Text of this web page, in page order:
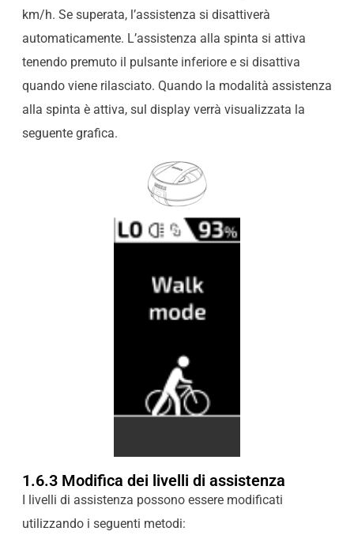
km/h. Se superata, l’assistenza si disattiverà
automaticamente. L’assistenza alla spinta si attiva
tenendo premuto il pulsante inferiore e si disattiva
quando viene rilasciato. Quando la modalità assistenza
alla spinta è attiva, sul display verrà visualizzata la
seguente grafica.
1.6.3 Modifica dei livelli di assistenza
I livelli di assistenza possono essere modificati
utilizzando i seguenti metodi: